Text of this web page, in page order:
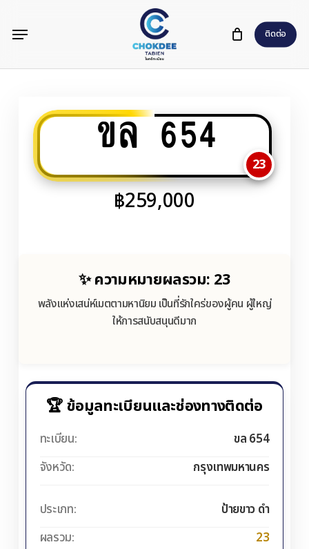
content
ติดต่อ
Menu
ขล 654
23
฿259,000
✨ ความหมายผลรวม: 23
พลังแห่งเสน่ห์เมตตามหานิยม เป็นที่รักใคร่ของผู้คน ผู้ใหญ่
ให้การสนับสนุนดีมาก
🏆 ข้อมูลทะเบียนและช่องทางติดต่อ
ทะเบียน:
ขล 654
จังหวัด:
กรุงเทพมหานคร
ประเภท:
ป้ายขาว ดำ
ผลรวม:
23